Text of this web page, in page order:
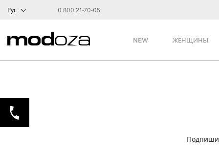
Рус 0 800 21-70-05
NEW ЖЕНЩИНЫ